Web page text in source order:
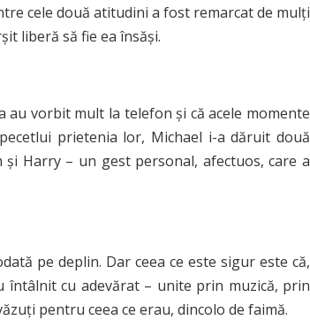
cele două atitudini a fost remarcat de mulți
liberă să fie ea însăși.
au vorbit mult la telefon și că acele momente
prietenia lor, Michael i-a dăruit două
Harry – un gest personal, afectuos, care a
pe deplin. Dar ceea ce este sigur este că,
întâlnit cu adevărat – unite prin muzică, prin
pentru ceea ce erau, dincolo de faimă.